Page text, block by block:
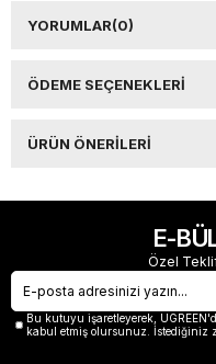
YORUMLAR(0)
ÖDEME SEÇENEKLERI
ÜRÜN ÖNERILERI
E-
Özel
Bu kutuyu işaretleyerek,
kabul etmiş olursunuz. İstediğiniz